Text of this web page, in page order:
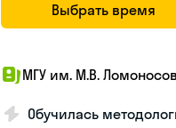
Выбрать время
МГУ им. М.В.
Обучилась